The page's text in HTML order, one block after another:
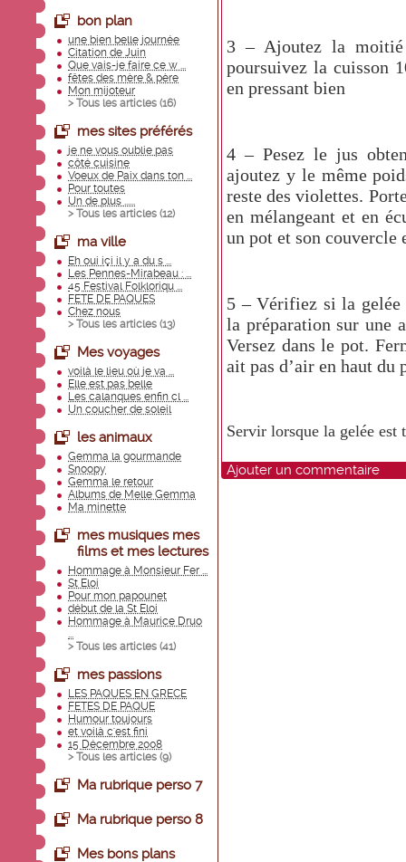
bon plan
une bien belle journée
Citation de Juin
Que vais-je faire ce w ...
fêtes des mère & père
Mon mijoteur
> Tous les articles (16)
mes sites préférés
je ne vous oublie pas
côté cuisine
Voeux de Paix dans ton ...
Pour toutes
Un de plus ......
> Tous les articles (12)
ma ville
Eh oui içi il y a du s ...
Les Pennes-Mirabeau : ...
45 Festival Folkloriqu ...
FETE DE PAQUES
Chez nous
> Tous les articles (13)
Mes voyages
voilà le lieu où je va ...
Elle est pas belle
Les calanques enfin cl ...
Un coucher de soleil
les animaux
Gemma la gourmande
Snoopy
Gemma le retour
Albums de Melle Gemma
Ma minette
mes musiques mes
films et mes lectures
Hommage à Monsieur Fer ...
St Eloi
Pour mon papounet
début de la St Eloi
Hommage à Maurice Druo
...
> Tous les articles (41)
mes passions
LES PAQUES EN GRECE
FETES DE PAQUE
Humour toujours
et voilà c'est fini
15 Décembre 2008
> Tous les articles (9)
Ma rubrique perso 7
Ma rubrique perso 8
Mes bons plans
3 – Ajoutez la
poursuivez la cuisson
en pressant bien
4 – Pesez le jus
ajoutez y le même
reste des violettes.
en mélangeant et en
un pot et son couvercle
5 – Vérifiez si la gelée
la préparation sur une
Versez dans le pot.
ait pas d’air en haut du
Servir lorsque la gelée
Ajouter un commentaire